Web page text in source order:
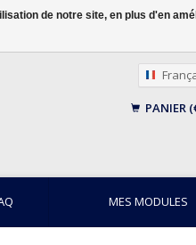
PANIER
MES MODULES
de notre site, en plus d'en